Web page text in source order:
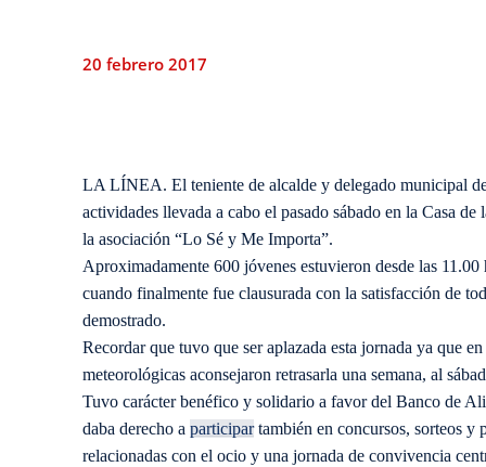
20 febrero 2017
LA LÍNEA. ​El teniente de alcalde y delegado municipal
actividades llevada a cabo el pasado sábado en la Casa
la asociación “Lo Sé y Me Importa”.
​Aproximadamente 600 jóvenes estuvieron desde las
cuando finalmente fue clausurada con la satisfacción de
demostrado.
​Recordar que tuvo que ser aplazada esta jornada ya que
meteorológicas aconsejaron retrasarla una semana, al
​Tuvo carácter benéfico y solidario a favor del Banco de
daba derecho a participartambién en concursos, sorteos y
relacionadas con el ocio y una jornada de convivencia